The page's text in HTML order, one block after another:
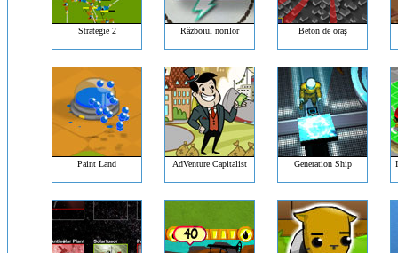
Strategie 2 Războiul norilor Beton de oraş
Paint Land AdVenture Capitalist Generation Ship